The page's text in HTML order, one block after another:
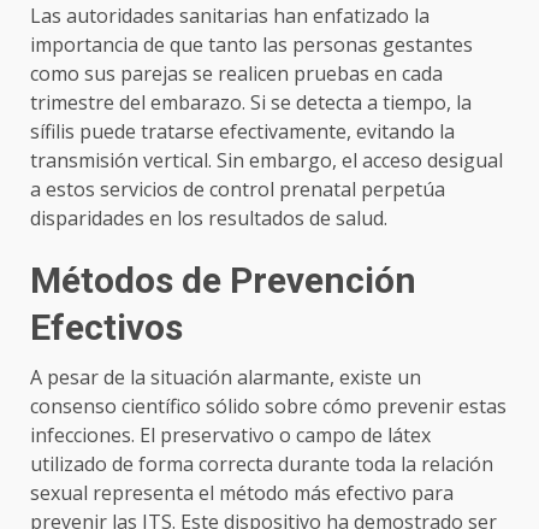
Las autoridades sanitarias han enfatizado la
importancia de que tanto las personas gestantes
como sus parejas se realicen pruebas en cada
trimestre del embarazo. Si se detecta a tiempo, la
sífilis puede tratarse efectivamente, evitando la
transmisión vertical. Sin embargo, el acceso desigual
a estos servicios de control prenatal perpetúa
disparidades en los resultados de salud.
Métodos de Prevención
Efectivos
A pesar de la situación alarmante, existe un
consenso científico sólido sobre cómo prevenir estas
infecciones. El preservativo o campo de látex
utilizado de forma correcta durante toda la relación
sexual representa el método más efectivo para
prevenir las ITS. Este dispositivo ha demostrado ser